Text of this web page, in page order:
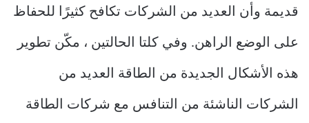
قديمة وأن العديد من الشركات تكافح كثيرًا للحفاظ
على الوضع الراهن. وفي كلتا الحالتين ، مكّن تطوير
هذه الأشكال الجديدة من الطاقة العديد من
الشركات الناشئة من التنافس مع شركات الطاقة